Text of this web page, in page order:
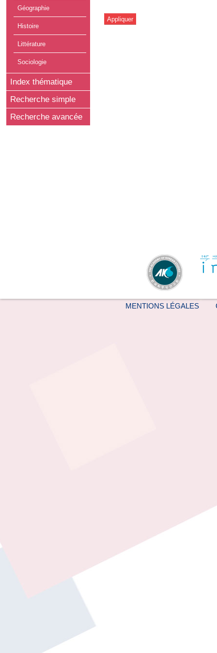
Géographie
Histoire
Littérature
Sociologie
Index thématique
Recherche simple
Recherche avancée
MENTIONS LÉGALES